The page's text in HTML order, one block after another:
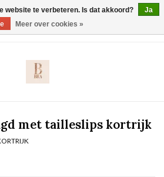
met tailleslips kortrijk
website te verbeteren. Is dat akkoord?
Ja
Meer over cookies »
werkt met EU maten. .